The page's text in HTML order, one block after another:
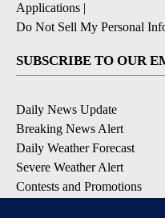
Applications |
Do Not Sell My Personal
SUBSCRIBE TO OUR
Daily News Update
Breaking News Alert
Daily Weather Forecast
Severe Weather Alert
Contests and Promotions